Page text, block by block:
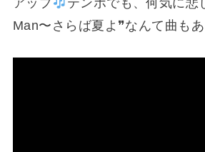
アップ
テンポでも、何気に悲
Man〜さらば夏よ❞なんて曲もあ